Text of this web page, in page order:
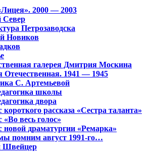
2000 — 2003
Север
Петрозаводска
Новиков
галерея Дмитрия Москина
Отечественная. 1941 — 1945
С. Артемьевой
школы
двора
короткого рассказа «Сестра таланта»
«Во весь голос»
новой драматургии «Ремарка»
помним август 1991-го…
Швейцер